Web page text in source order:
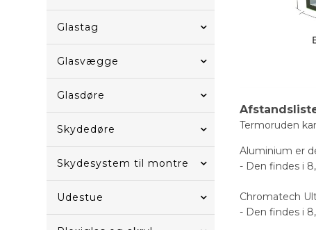
Glastag
Glasvægge
Glasdøre
Skydedøre
Skydesystem til montre
Udestue
Termoruden
Aluminium er
- Den findes i 8,
Chromatech
- Den findes i 8,